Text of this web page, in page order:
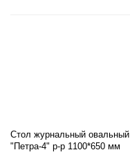
Стол журнальный овальный
"Петра-4" р-р 1100*650 мм